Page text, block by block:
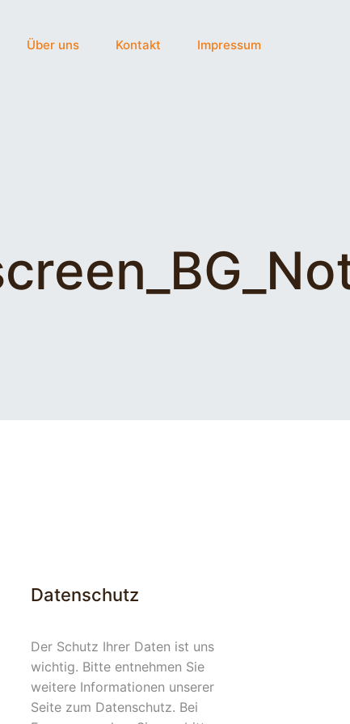
Über uns Kontakt Impressum
Datenschutz
Der Schutz Ihrer Daten ist uns
wichtig. Bitte entnehmen Sie
weitere Informationen unserer
Seite zum Datenschutz. Bei